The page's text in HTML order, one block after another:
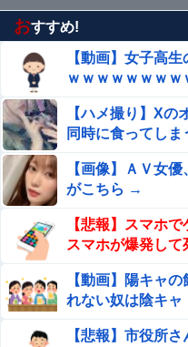
おすすめ!
【動画】女子高
ｗｗｗｗｗｗｗｗ
【ハメ撮り】Xの
同時に食ってし
【画像】ＡＶ女
がこちら →
【悲報】スマホ
スマホが爆発して
【動画】陽キャ
れない奴は陰キャ
【悲報】市役所